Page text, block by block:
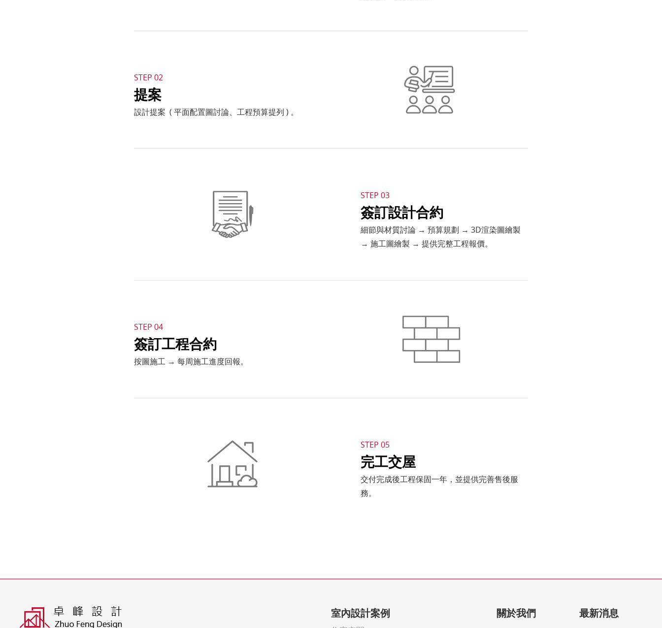
STEP 02
提案
設計提案 ( 平面配置圖討論、工程預算提列 ) 。
STEP 03
簽訂設計合約
細節與材質討論 → 預算規劃 → 3D渲染圖繪製
→ 施工圖繪製 → 提供完整工程報價。
STEP 04
簽訂工程合約
按圖施工 → 每周施工進度回報。
STEP 05
完工交屋
交付完成後工程保固一年，並提供完善售後服
務。
室內設計案例 關於我們 最新消息